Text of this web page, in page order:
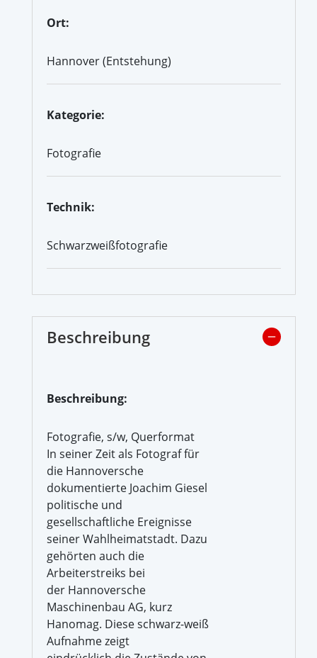
Ort:
Hannover (Entstehung)
Kategorie:
Fotografie
Technik:
Schwarzweißfotografie
Beschreibung
Beschreibung:
Fotografie, s/w, Querformat
In seiner Zeit als Fotograf für
die Hannoversche
dokumentierte Joachim Giesel
politische und
gesellschaftliche Ereignisse
seiner Wahlheimatstadt. Dazu
gehörten auch die
Arbeiterstreiks bei
der Hannoversche
Maschinenbau AG, kurz
Hanomag. Diese schwarz-weiß
Aufnahme zeigt